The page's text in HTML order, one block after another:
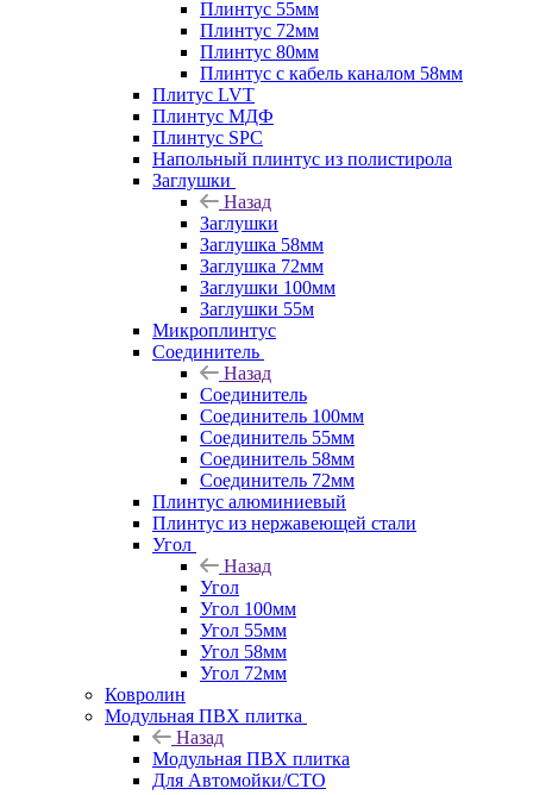
Плинтус 55мм
Плинтус 72мм
Плинтус 80мм
Плинтус с кабель каналом 58мм
Плитус LVT
Плинтус МДФ
Плинтус SPC
Напольный плинтус из полистирола
Заглушки
Назад
Заглушки
Заглушка 58мм
Заглушка 72мм
Заглушки 100мм
Заглушки 55м
Микроплинтус
Соединитель
Назад
Соединитель
Соединитель 100мм
Соединитель 55мм
Соединитель 58мм
Соединитель 72мм
Плинтус алюминиевый
Плинтус из нержавеющей стали
Угол
Назад
Угол
Угол 100мм
Угол 55мм
Угол 58мм
Угол 72мм
Ковролин
Модульная ПВХ плитка
Назад
Модульная ПВХ плитка
Для Автомойки/СТО